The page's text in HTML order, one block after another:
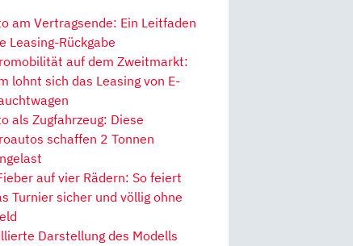
am Vertragsende: Ein Leitfaden
Leasing-Rückgabe
auf dem Zweitmarkt:
lohnt sich das Leasing von E-
als Zugfahrzeug: Diese
schaffen 2 Tonnen
auf vier Rädern: So feiert
Turnier sicher und völlig ohne
Darstellung des Modells